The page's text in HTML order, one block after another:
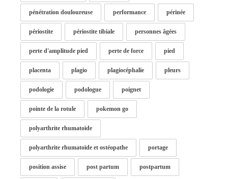
pénétration douloureuse performance périnée
périostite périostite tibiale personnes âgées
perte d'amplitude pied perte de force pied
placenta plagio plagiocéphalie pleurs
podologie podologue poignet
pointe de la rotule pokemon go
polyarthrite rhumatoïde
polyarthrite rhumatoïde et ostéopathe portage
position assise post partum postpartum